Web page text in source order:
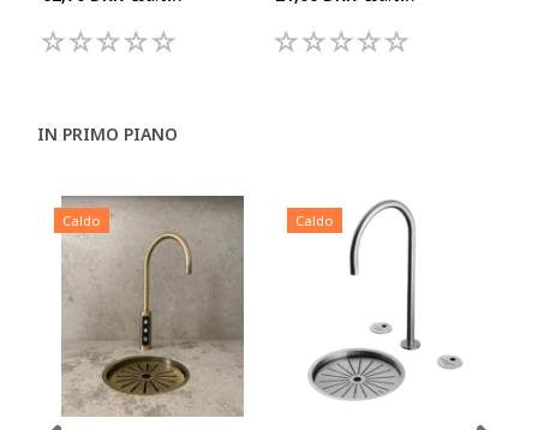
IN PRIMO PIANO
Caldo Caldo